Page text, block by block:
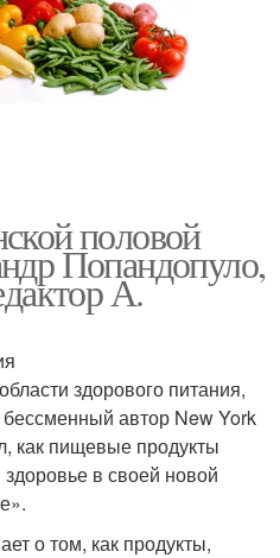
половой
Попандопуло,
А.
здорового питания,
автор New York
как пищевые продукты
в своей новой
о том, как продукты,